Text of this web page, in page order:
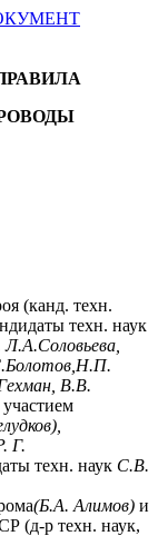
(канд. техн.
техн. наук
Л.А.Соловьева,
Болотов, Н.П.
В.В.
участием
Г.
техн. наук С.В.
(Б.А. Алимов) и
(д-р техн. наук,